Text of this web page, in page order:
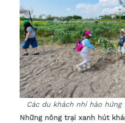
Các du khách nhí hào
Những nông trại xanh hút